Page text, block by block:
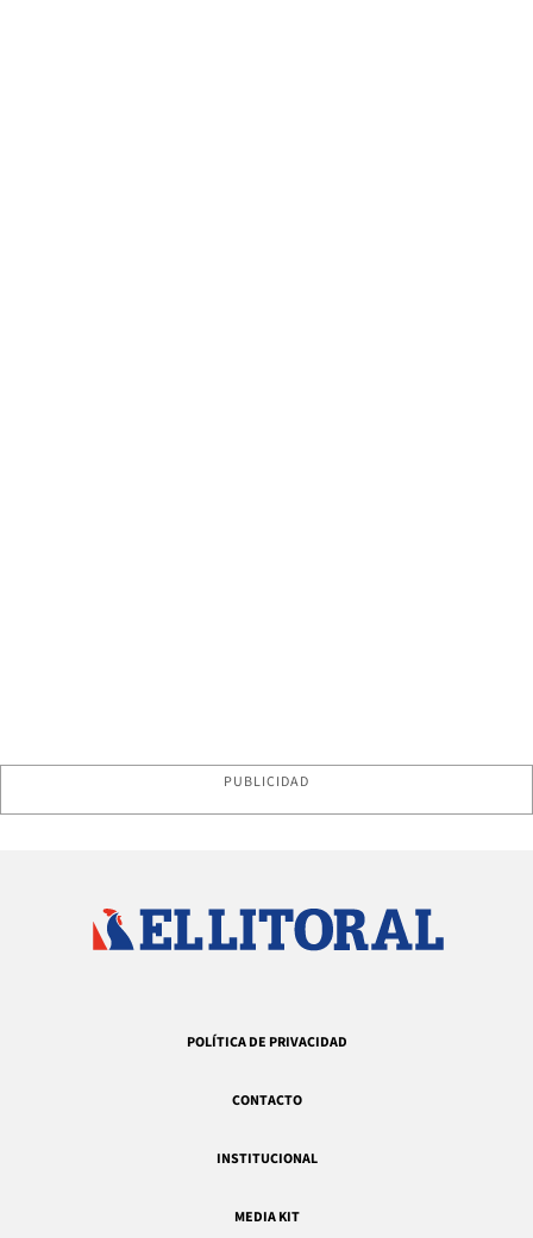
PUBLICIDAD
POLÍTICA DE PRIVACIDAD
CONTACTO
INSTITUCIONAL
MEDIA KIT